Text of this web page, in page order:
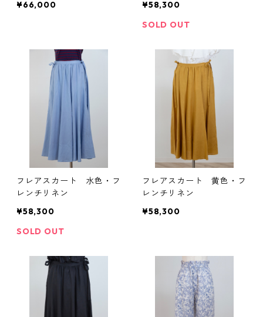
¥66,000
¥58,300
SOLD OUT
フレアスカート 水色・フ
レンチリネン
¥58,300
SOLD OUT
フレアスカート 黄色・フ
レンチリネン
¥58,300